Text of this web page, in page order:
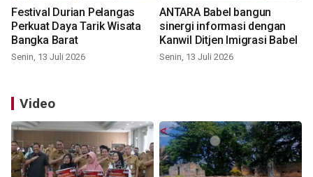
Festival Durian Pelangas
Perkuat Daya Tarik Wisata
Bangka Barat
Senin, 13 Juli 2026
ANTARA Babel bangun
sinergi informasi dengan
Kanwil Ditjen Imigrasi Babel
Senin, 13 Juli 2026
Video